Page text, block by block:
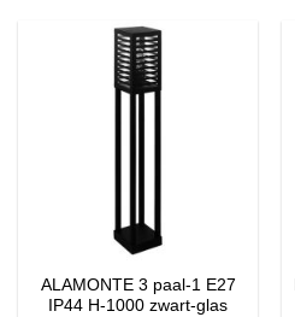
ALAMONTE 3 paal-1 E27
IP44 H-1000 zwart-glas